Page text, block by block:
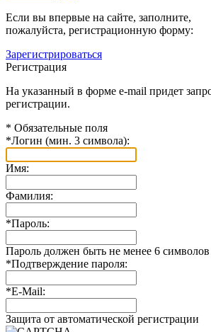
Если вы впервые на сайте, заполните,
пожалуйста, регистрационную форму:
Зарегистрироваться
Регистрация
На указанный в форме e-mail придет
регистрации.
* Обязательные поля
*Логин (мин. 3 символа):
Имя:
Фамилия:
*Пароль:
Пароль должен быть не менее 6
*Подтверждение пароля:
*E-Mail:
Защита от автоматической регистрации